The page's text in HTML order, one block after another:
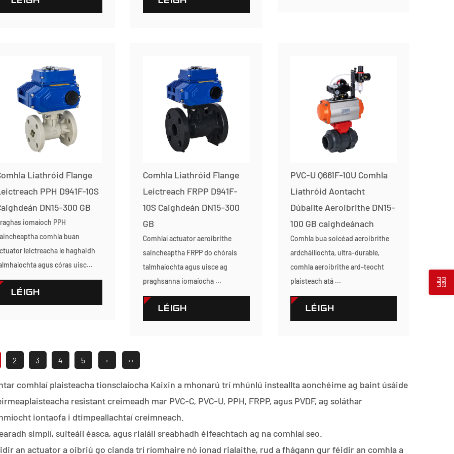
Liathróid Flange
PPH D941F-10S
DN15-300 GB
iomaíoch PPH
comhla buan
leictreacha le haghaidh
agus córas uisc...
LÉIGH
Comhla Liathróid Flange
Leictreach FRPP D941F-
10S Caighdeán DN15-300
GB
Comhlaí actuator aeroibrithe
saincheaptha FRPP do chórais
talmhaíochta agus uisce ag
praghsanna iomaíocha ...
LÉIGH
PVC-U Q661F-10U Comhla
Liathróid Aontacht
Dúbailte Aeroibrithe DN15-
100 GB caighdeánach
Comhla bua soicéad aeroibrithe
ardcháilíochta, ultra-durable,
comhla aeroibrithe ard-teocht
plaisteach atá ...
LÉIGH
2 3 4 5 › ››
comhlaí plaisteacha tionsclaíocha Kaixin a mhonarú trí mhúnlú insteallta aonchéime ag baint úsáide
resistant creimeadh mar PVC-C, PVC-U, PPH, FRPP, agus PVDF, ag soláthar
iontaofa i dtimpeallachtaí creimneach.
simplí, suiteáil éasca, agus rialáil sreabhadh éifeachtach ag na comhlaí seo.
an actuator a oibriú go cianda trí ríomhaire nó ionad rialaithe, rud a fhágann gur féidir an comhla a